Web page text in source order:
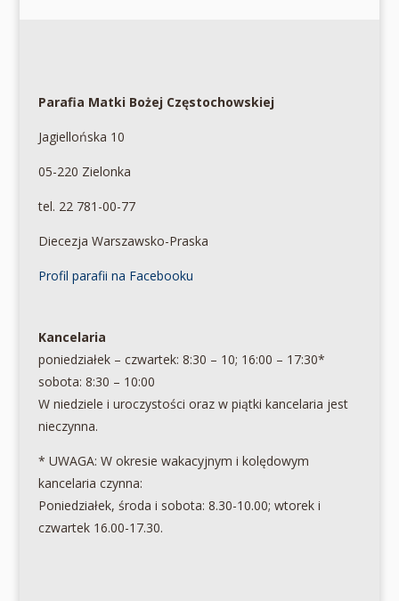
Parafia Matki Bożej Częstochowskiej
Jagiellońska 10
05-220 Zielonka
tel. 22 781-00-77
Diecezja Warszawsko-Praska
Profil parafii na Facebooku
Kancelaria
poniedziałek – czwartek: 8:30 – 10; 16:00 – 17:30*
sobota: 8:30 – 10:00
W niedziele i uroczystości oraz w piątki kancelaria jest
nieczynna.
* UWAGA: W okresie wakacyjnym i kolędowym
kancelaria czynna:
Poniedziałek, środa i sobota: 8.30-10.00; wtorek i
czwartek 16.00-17.30.